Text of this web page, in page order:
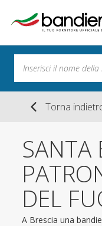
Torna
SANTA
DEL
A Brescia una